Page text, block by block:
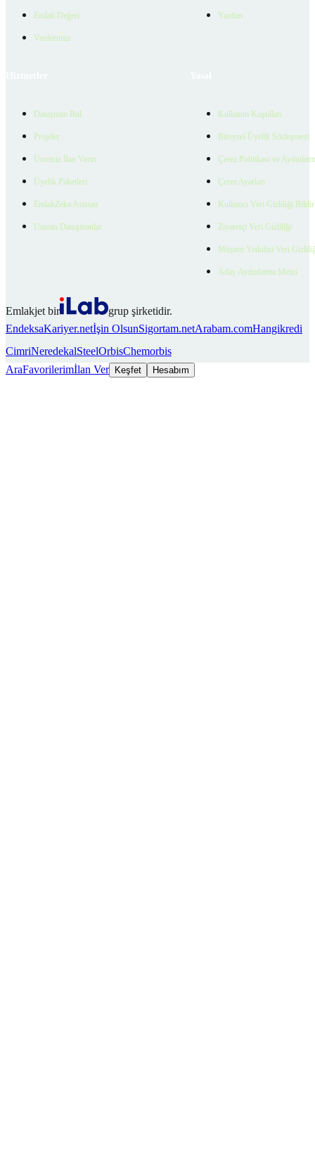
Emlak Değeri
Verilerimiz
Yardım
Danışman Bul
Projeler
Ücretsiz İlan Verin
Üyelik Paketleri
EmlakZeka Asistan
Uzman Danışmanlar
Kullanım Koşulları
Bireysel Üyelik Sözleşmesi
Çerez Politikası ve
Çerez Ayarları
Kullanıcı Veri Gizliliği
Ziyaretçi Veri Gizliliği
Müşteri Yetkilisi Veri
Aday Aydınlatma Metni
Emlakjet bir
grup şirketidir.
EndeksaKariyer.netİşin OlsunSigortam.netArabam.comHangikredi
CimriNeredekalSteelOrbisChemorbis
AraFavorilerimİlan Ver Keşfet Hesabım